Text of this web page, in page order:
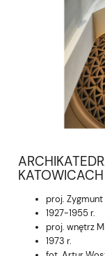
KATOWICACH
proj. Zygmunt
1927-1955 r.
proj. wnętrz
1973 r.